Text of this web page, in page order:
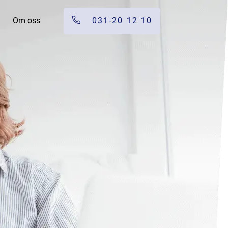
Om oss 031-20 12 10